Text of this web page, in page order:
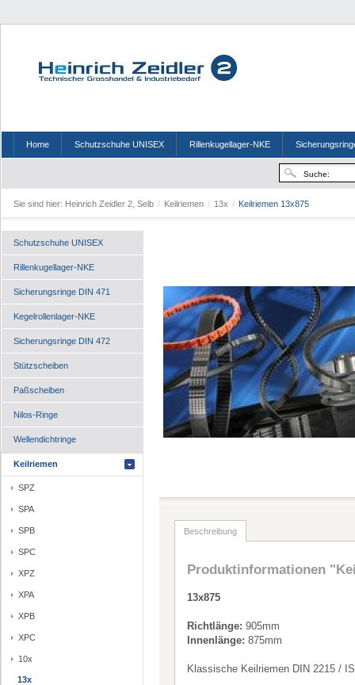
Home Schutzschuhe UNISEX Rillenkugellager-NKE
Sie sind hier: Heinrich Zeidler 2, Selb / Keilriemen / 13x / Keilriemen 13x875
Schutzschuhe UNISEX
Rillenkugellager-NKE
Sicherungsringe DIN 471
Kegelrollenlager-NKE
Sicherungsringe DIN 472
Stützscheiben
Paßscheiben
Nilos-Ringe
Wellendichtringe
Keilriemen
SPZ
SPA
SPB
SPC
XPZ
XPA
XPB
XPC
10x
13x
Beschreibung
Produktinformationen
13x875
Richtlänge: 905mm
Innenlänge: 875mm
Klassische Keilriemen DIN 2215 /